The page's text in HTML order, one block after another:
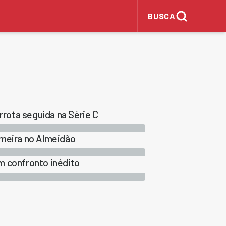
BUSCA
seguida na Série C
no Almeidão
confronto inédito